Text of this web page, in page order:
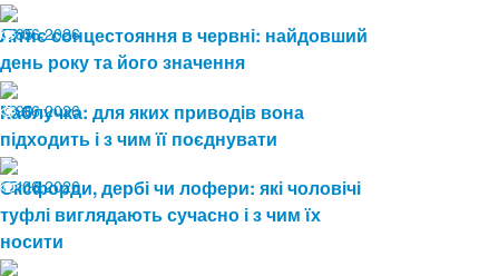
19.06.2026
85
Літнє сонцестояння в червні: найдовший
день року та його значення
19.06.2026
90
Каблучка: для яких приводів вона
підходить і з чим її поєднувати
15.06.2026
116
Оксфорди, дербі чи лофери: які чоловічі
туфлі виглядають сучасно і з чим їх
носити